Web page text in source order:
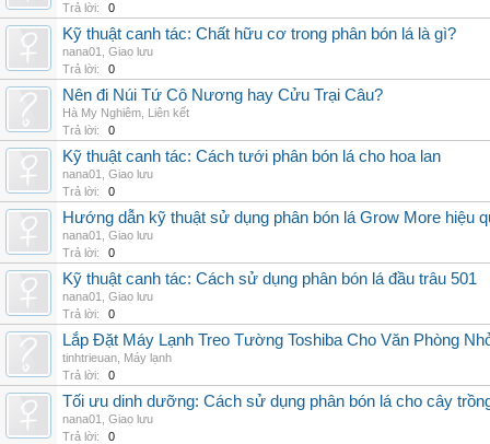
Trả lời:
0
Kỹ thuật canh tác: Chất hữu cơ trong phân bón lá là gì?
nana01
Giao lưu
Trả lời:
0
Nên đi Núi Tứ Cô Nương hay Cửu Trại Câu?
Hà My Nghiêm Liên kết
Trả lời:
0
Kỹ thuật canh tác: Cách tưới phân bón lá cho hoa lan
nana01
Giao lưu
Trả lời:
0
Hướng dẫn kỹ thuật sử dụng phân bón lá Grow More hiệu
nana01
Giao lưu
Trả lời:
0
Kỹ thuật canh tác: Cách sử dụng phân bón lá đầu trâu 501
nana01
Giao lưu
Trả lời:
0
Lắp Đặt Máy Lạnh Treo Tường Toshiba Cho Văn Phòng
tinhtrieuan Máy lạnh
Trả lời:
0
Tối ưu dinh dưỡng: Cách sử dụng phân bón lá cho cây
nana01
Giao lưu
Trả lời:
0